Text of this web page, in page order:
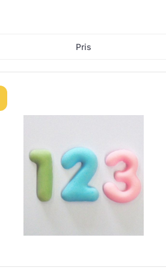
Pris